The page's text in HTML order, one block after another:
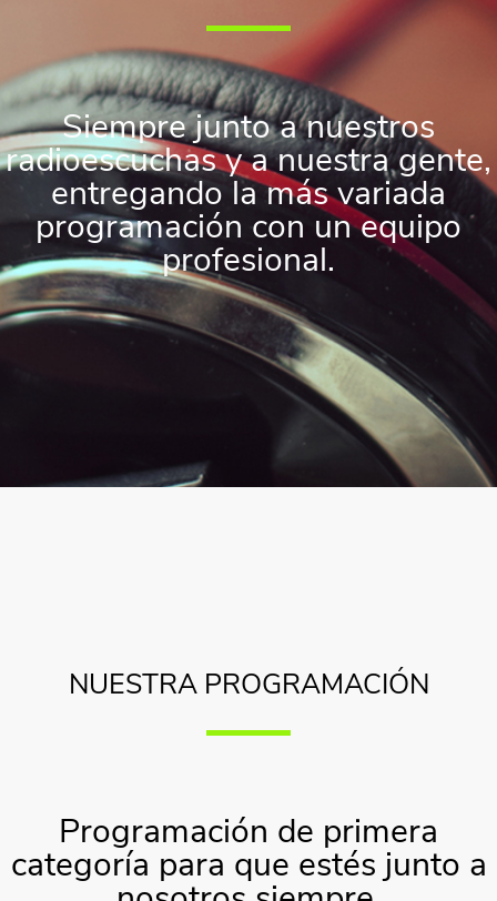
Siempre junto a nuestros
radioescuchas y a nuestra gente,
entregando la más variada
programación con un equipo
profesional.
NUESTRA PROGRAMACIÓN
Programación de primera
categoría para que estés junto a